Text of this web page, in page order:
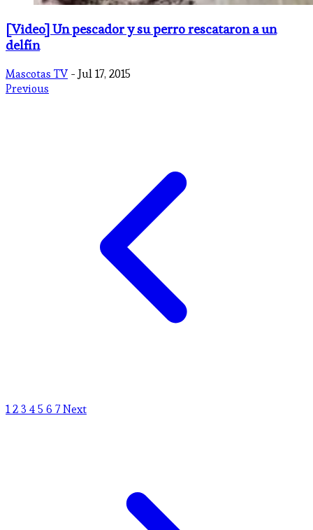
[Video] Un pescador y su perro rescataron a un
delfín
Mascotas TV - Jul 17, 2015
Previous
123 45 6 7Next